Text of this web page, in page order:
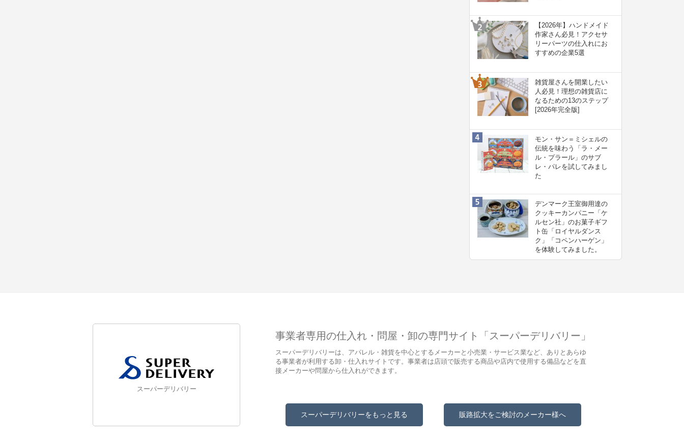
【2026年】ハンドメイド
作家さん必見！アクセサ
リーパーツの仕入れにお
すすめの企業5選
雑貨屋さんを開業したい
人必見！理想の雑貨店に
なるための13のステップ
[2026年完全版]
モン・サン＝ミシェルの
伝統を味わう「ラ・メー
ル・プラール」のサブ
レ・パレを試してみまし
た
デンマーク王室御用達の
クッキーカンパニー「ケ
ルセン社」のお菓子ギフ
ト缶「ロイヤルダンス
ク」「コペンハーゲン」
を体験してみました。
スーパーデリバリー
事業者専用の仕入れ・問屋・卸の専門サイト「スーパーデリバリー」
スーパーデリバリーは、アパレル・雑貨を中心とするメーカーと小売業・サービス業など、ありとあらゆ
る事業者が利用する卸・仕入れサイトです。事業者は店頭で販売する商品や店内で使用する備品などを直
接メーカーや問屋から仕入れができます。
スーパーデリバリーをもっと見る 販路拡大をご検討のメーカー様へ